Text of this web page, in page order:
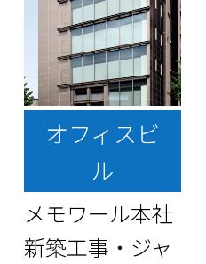
オフィスビ
ル
メモワール本社
新築工事・ジャ